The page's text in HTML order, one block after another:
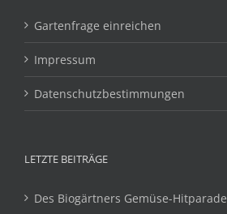
Gartenfrage einreichen
Impressum
Datenschutzbestimmungen
LETZTE BEITRÄGE
Des Biogärtners Gemüse-Hitparade